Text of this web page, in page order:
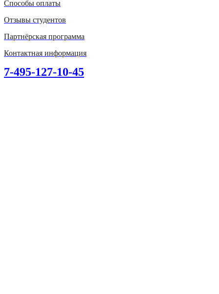
Способы оплаты
Отзывы студентов
Партнёрская программа
Контактная информация
7-495-127-10-45